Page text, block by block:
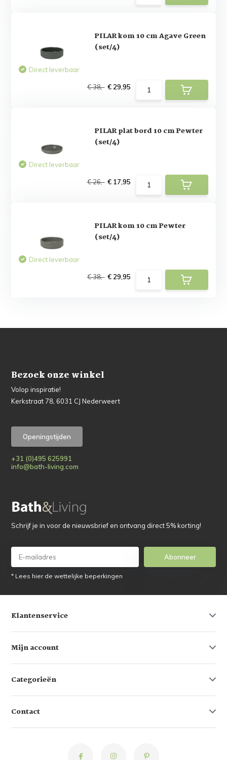
PILAR kom 10 cm Agave Green
(set/4)
Direct leverbaar
€ 38,- € 29,95
PILAR plat bord 10 cm Pewter
(set/4)
Direct leverbaar
€ 26,- € 17,95
PILAR kom 10 cm Pewter
(set/4)
Direct leverbaar
€ 38,- € 29,95
Bezoek onze winkel
Volop inspiratie!
Kerkstraat 78, 6031 CJ Nederweert
Openingstijden
+31 (0)495 625991
info@bath-living.com
Schrijf je in voor de nieuwsbrief en ontvang direct 5% korting!
Abonneer
* Lees hier de wettelijke beperkingen
Klantenservice
Mijn account
Categorieën
Contact